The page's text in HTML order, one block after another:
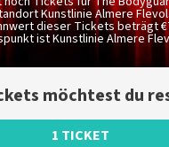
Kunstlinie Almere
dieser Tickets beträgt
ist Kunstlinie Almere
möchtest du
1 TICKET